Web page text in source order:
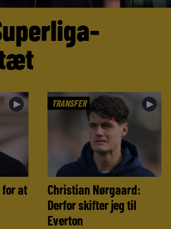
►
for at
TRANSFER ►
Christian Nørgaard:
Derfor skifter jeg til
Everton